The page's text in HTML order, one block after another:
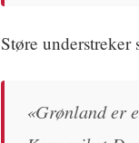
Støre understreker
«Grønland er